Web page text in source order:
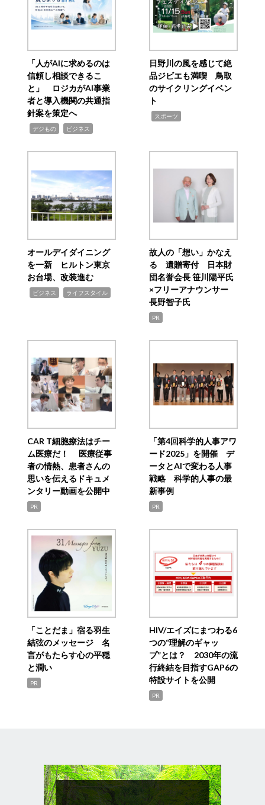
「人がAIに求めるのは
信頼し相談できるこ
と」 ロジカがAI事業
者と導入機関の共通指
針案を策定へ
デジもの ビジネス
日野川の風を感じて絶
品ジビエも満喫 鳥取
のサイクリングイベン
ト
スポーツ
オールデイダイニング
を一新 ヒルトン東京
お台場、改装進む
ビジネス ライフスタイル
故人の「想い」かなえ
る 遺贈寄付 日本財
団名誉会長 笹川陽平氏
×フリーアナウンサー
長野智子氏
PR
CAR T細胞療法はチー
ム医療だ！ 医療従事
者の情熱、患者さんの
思いを伝えるドキュメ
ンタリー動画を公開中
PR
「第4回科学的人事アワ
ード2025」を開催 デ
ータとAIで変わる人事
戦略 科学的人事の最
新事例
PR
「ことだま」宿る羽生
結弦のメッセージ 名
言がもたらす心の平穏
と潤い
PR
HIV/エイズにまつわる6
つの“理解のギャッ
プ”とは？ 2030年の流
行終結を目指すGAP6の
特設サイトを公開
PR